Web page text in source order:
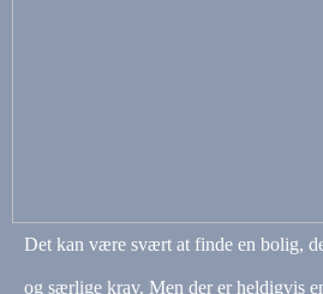
Det kan være svært at finde en bolig,
og særlige krav. Men der er heldigvis